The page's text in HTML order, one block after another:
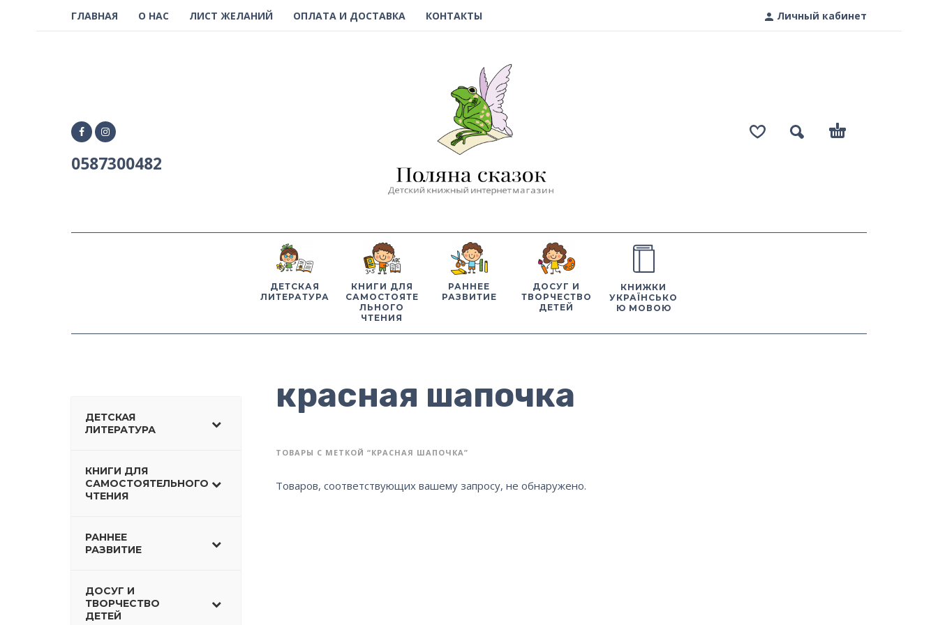
Личный кабинет
ГЛАВНАЯ О НАС ЛИСТ ЖЕЛАНИЙ ОПЛАТА И ДОСТАВКА КОНТАКТЫ
0587300482
ДЕТСКАЯ
ЛИТЕРАТУРА
КНИГИ ДЛЯ
САМОСТОЯТЕ
ЛЬНОГО
ЧТЕНИЯ
РАННЕЕ
РАЗВИТИЕ
ДОСУГ И
ТВОРЧЕСТВО
ДЕТЕЙ
КНИЖКИ
УКРАЇНСЬКО
Ю МОВОЮ
ДЕТСКАЯ
ЛИТЕРАТУРА
КНИГИ ДЛЯ
САМОСТОЯТЕЛЬНОГО
ЧТЕНИЯ
РАННЕЕ
РАЗВИТИЕ
ДОСУГ И
ТВОРЧЕСТВО
ДЕТЕЙ
красная шапочка
ТОВАРЫ С МЕТКОЙ “КРАСНАЯ ШАПОЧКА”
Товаров, соответствующих вашему запросу, не обнаружено.